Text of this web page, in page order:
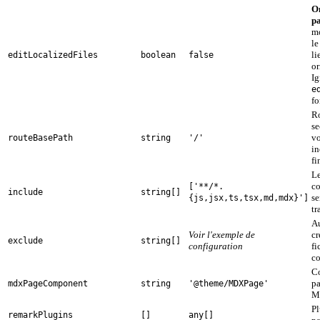
editLocalizedFiles boolean false
le
routeBasePath string '/'
include string[]
['**/*.
{js,jsx,ts,tsx,md,mdx}']
exclude string[]
Voir l'exemple de
configuration
mdxPageComponent string '@theme/MDXPage'
remarkPlugins [] any[]